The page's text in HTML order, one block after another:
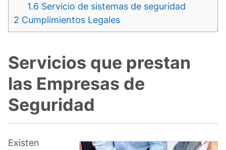
1.6 Servicio de sistemas de seguridad
2 Cumplimientos Legales
Servicios que prestan
las Empresas de
Seguridad
Existen